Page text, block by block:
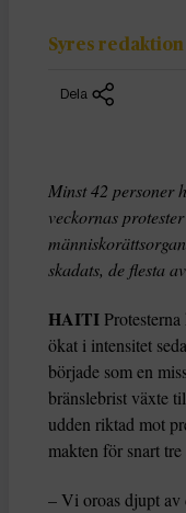
Syres redaktion
Dela
Minst 42 personer
veckornas
skadats, de flesta
HAITI
ökat i intensitet
började som en
bränslebrist växte
udden riktad mot
makten för snart
– Vi oroas djupt av